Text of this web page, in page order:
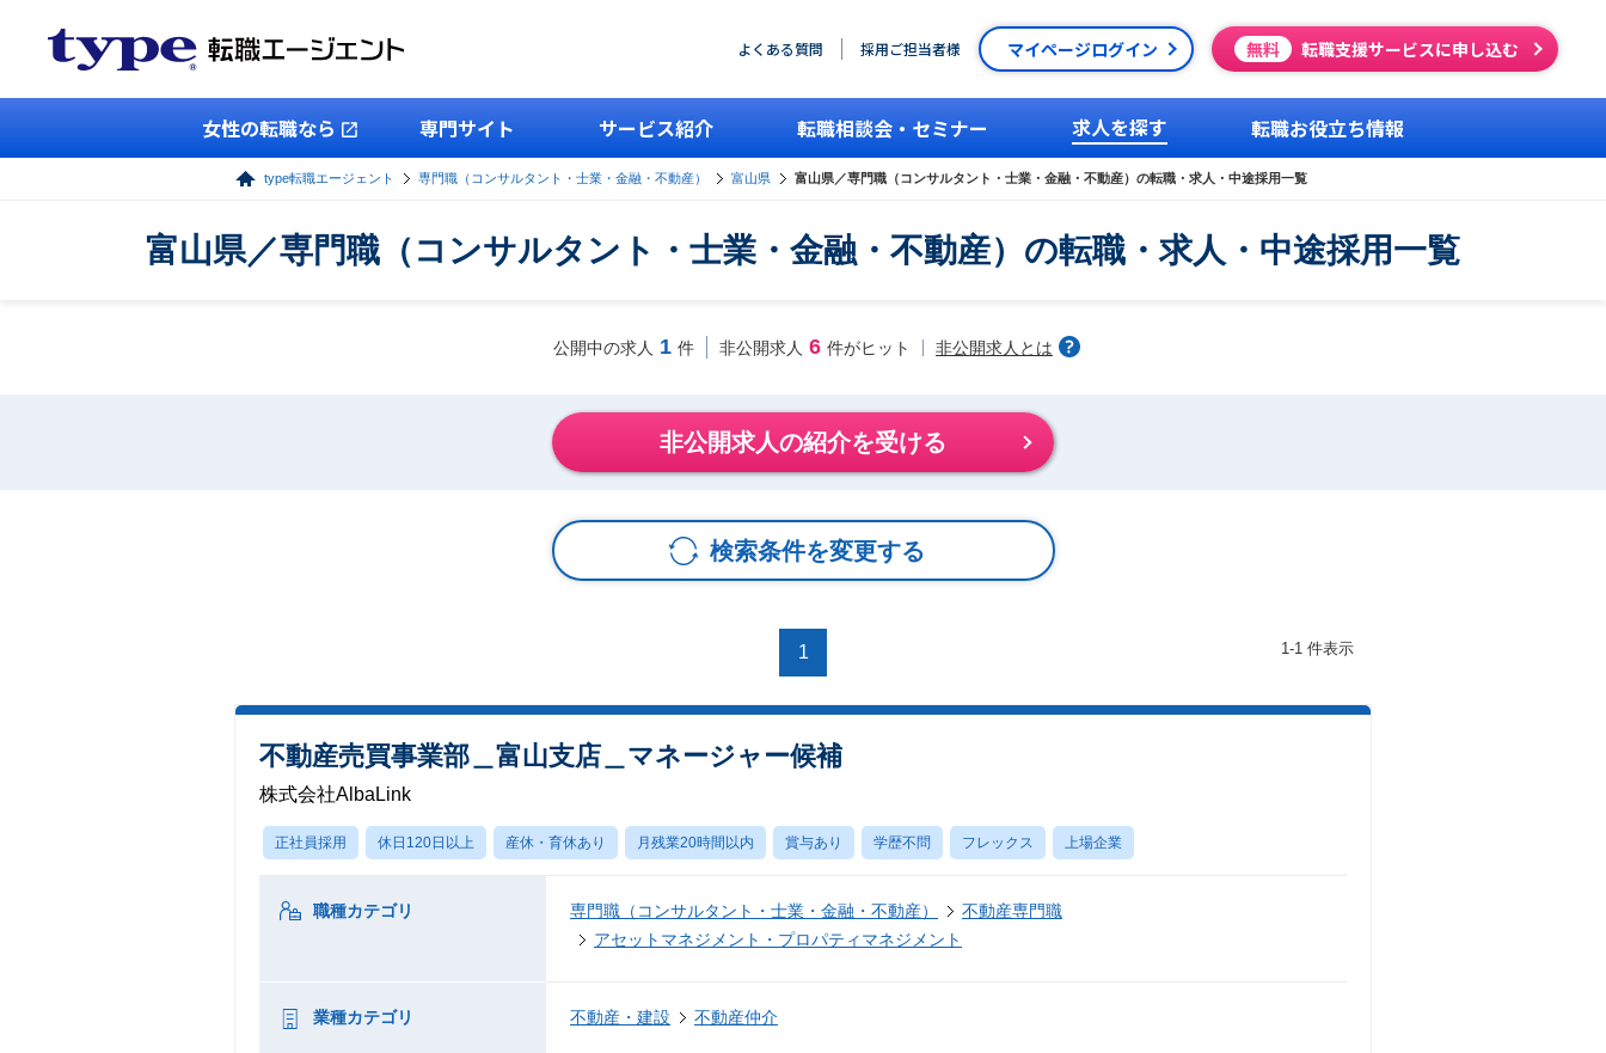
よくある質問 採用ご担当者様 マイページログイン 無料 転職支援サービスに申し込む
女性の転職なら 専門サイト サービス紹介 転職相談会・セミナー 求人を探す 転職お役立ち情報
type転職エージェント 専門職（コンサルタント・士業・金融・不動産） 富山県 富山県／専門職（コンサルタント・士業・金融・不動産）の転職・求人・中途採用一覧
富山県／専門職（コンサルタント・士業・金融・不動産）の転職・求人・中途採用一覧
公開中の求人 1 件 非公開求人 6 件がヒット 非公開求人とは
非公開求人の紹介を受ける
検索条件を変更する
1 1-1 件表示
不動産売買事業部＿富山支店＿マネージャー候補
株式会社AlbaLink
正社員採用 休日120日以上 産休・育休あり 月残業20時間以内 賞与あり 学歴不問 フレックス 上場企業
職種カテゴリ 専門職（コンサルタント・士業・金融・不動産）
不動産専門職
アセットマネジメント・プロパティマネジメント
業種カテゴリ 不動産・建設 不動産仲介